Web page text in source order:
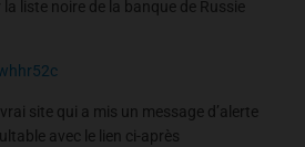
liste noire de la banque de Russie
vrai site qui a mis un message d’alerte
avec le lien ci-après